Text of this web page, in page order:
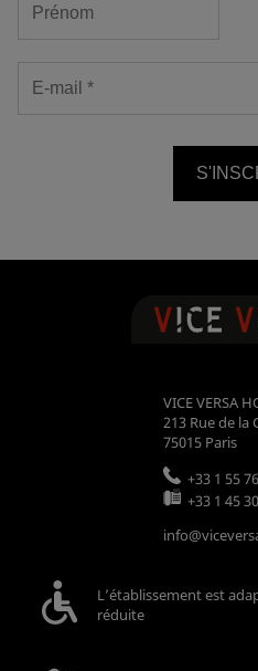
VICE VERSA
213 Rue de la
75015 Paris
+33 1 55
+33 1 45
L’établissement est
réduite